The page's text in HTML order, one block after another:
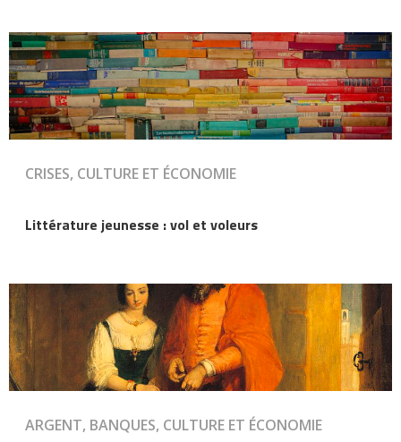
CRISES, CULTURE ET ÉCONOMIE
Littérature jeunesse : vol et voleurs
ARGENT, BANQUES, CULTURE ET ÉCONOMIE